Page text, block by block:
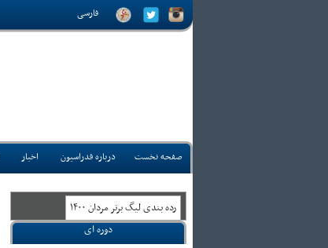
فارسی
صفحه نخست درباره فدراسیون اخبار
رده بندی ليگ برتر مردان ۱۴۰۰
دوره ای